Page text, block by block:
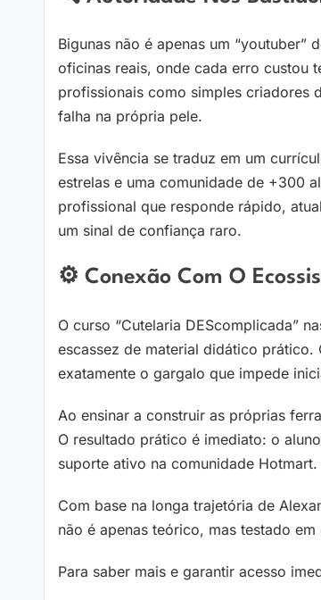
Bigunas não é apenas um
oficinas reais, onde cada erro custou
profissionais como simples criadores
falha na própria pele.
Essa vivência se traduz em um
estrelas e uma comunidade de +300
profissional que responde rápido,
um sinal de confiança raro.
⚙️ Conexão Com O
O curso “Cutelaria DEScomplicada”
escassez de material didático
exatamente o gargalo que impede
Ao ensinar a construir as próprias
O resultado prático é imediato: o
suporte ativo na comunidade Hotmart.
Com base na longa trajetória de
não é apenas teórico, mas testado
Para saber mais e garantir acesso